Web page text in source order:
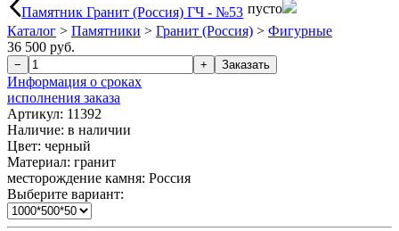
Памятник Гранит (Россия) ГЧ - №53 пусто
Каталог > Памятники > Гранит (Россия) > Фигурные
36 500 руб.
Информация о сроках
исполнения заказа
Артикул: 11392
Наличие: в наличии
Цвет: черный
Материал: гранит
месторождение камня: Россия
Выберите вариант: